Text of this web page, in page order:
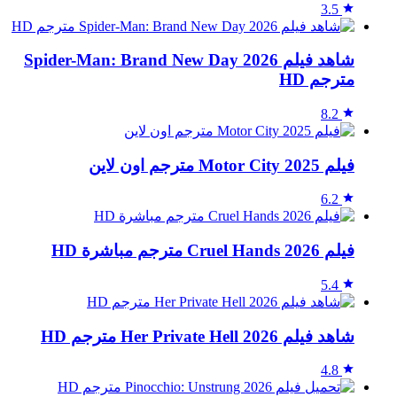
3.5
شاهد فيلم Spider-Man: Brand New Day 2026
مترجم HD
8.2
فيلم Motor City 2025 مترجم اون لاين
6.2
فيلم Cruel Hands 2026 مترجم مباشرة HD
5.4
شاهد فيلم Her Private Hell 2026 مترجم HD
4.8